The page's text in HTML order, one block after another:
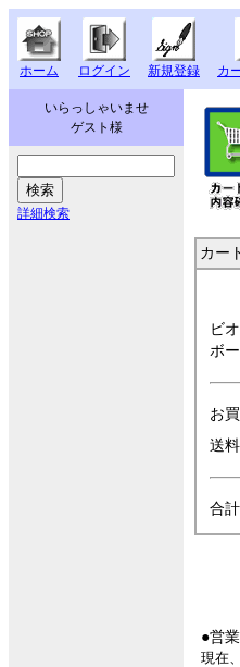
ホーム ログイン 新規登録 カ
いらっしゃいませ
ゲスト様
詳細検索
カー
ビ
ボ
お
送
合計
●営
現在